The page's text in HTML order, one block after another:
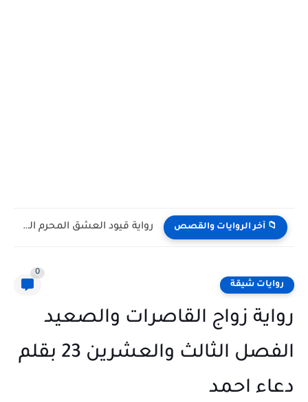
📁 آخر الروايات والقصص رواية قيود العشق المحرم الفصل الثالث 3 بقلم يوكا
روايات شيقة
0
رواية زواج القاصرات والصعيد
الفصل الثالث والعشرين 23 بقلم
دعاء احمد